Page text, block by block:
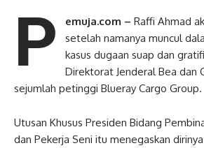
P emuja.com – Raffi Ahmad
setelah namanya muncul
kasus dugaan suap dan
Direktorat Jenderal Bea dan
sejumlah petinggi Blueray Cargo Group.
Utusan Khusus Presiden Bidang
dan Pekerja Seni itu menegaskan